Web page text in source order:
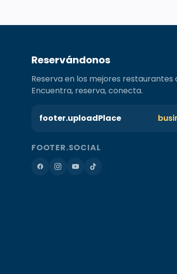
Reservándonos
Reserva en los mejores restaurantes
Encuentra, reserva, conecta.
footer.uploadPlace
FOOTER.SOCIAL